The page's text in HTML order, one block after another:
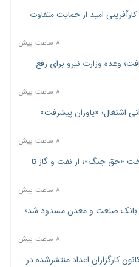
امید از حمایت متفاوت
۸ ساعت پیش
کاهش یافت؛ وعده وزارت نیرو برای رفع
۸ ساعت پیش
«یاوران پیشرفت»
۸ ساعت پیش
«حق جنگ»؛ از نفت و گاز تا
۸ ساعت پیش
صنعت و معدن مسدود شد؛
۸ ساعت پیش
کارگزاران اعداد منتشرشده در